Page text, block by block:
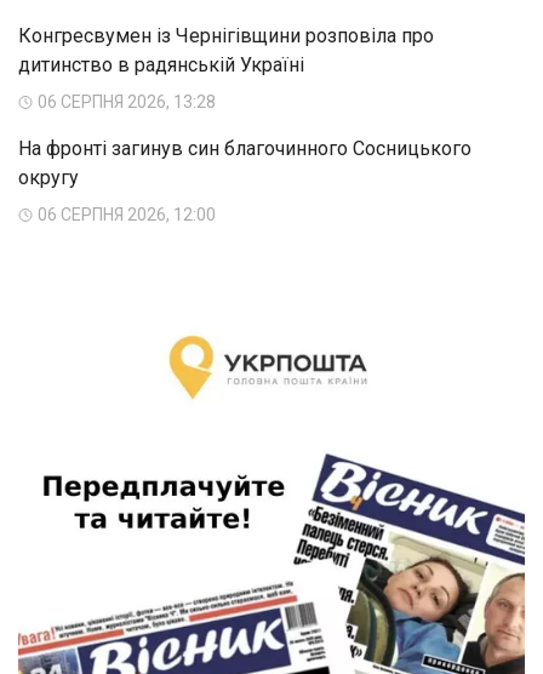
Конгресвумен із Чернігівщини розповіла про
дитинство в радянській Україні
06 СЕРПНЯ 2026, 13:28
На фронті загинув син благочинного Сосницького
округу
06 СЕРПНЯ 2026, 12:00